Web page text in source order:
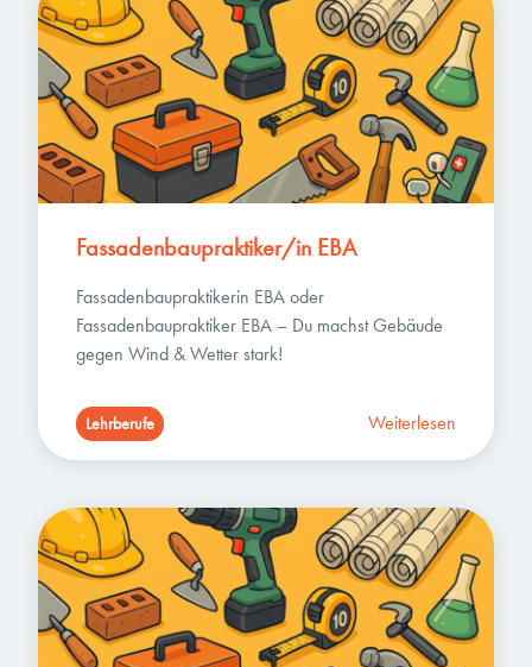
Fassadenbaupraktiker/in EBA
Fassadenbaupraktikerin EBA oder
Fassadenbaupraktiker EBA – Du machst Gebäude
gegen Wind & Wetter stark!
Lehrberufe Weiterlesen